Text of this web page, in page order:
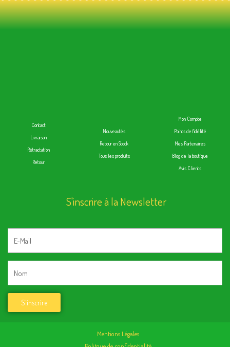
Contact
Livraison
Rétractation
Retour
Nouveautés
Retour en Stock
Tous les produits
Mon Compte
Points de fidélité
Mes Partenaires
Blog de la boutique
Avis Clients
S'inscrire à la Newsletter
Mentions Légales